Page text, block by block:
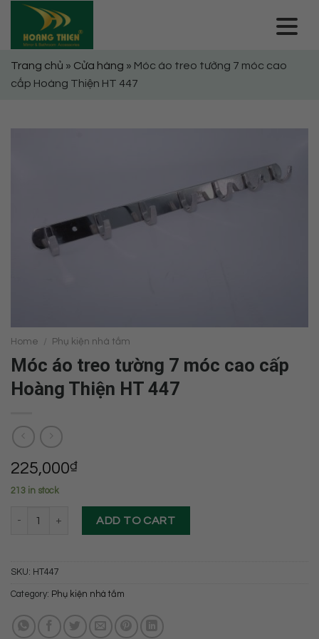
content
Trang chủ » Cửa hàng » Móc áo treo tường 7 móc cao
cấp Hoàng Thiện HT 447
Home / Phụ kiện nhà tắm
Móc áo treo tường 7 móc cao cấp
Hoàng Thiện HT 447
225,000₫
213 in stock
ADD TO CART
SKU: HT447
Category: Phụ kiện nhà tắm